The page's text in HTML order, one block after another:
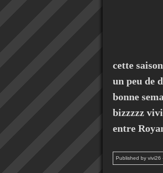
cette
un peu de
bonne
bizzzzz
entre
Published by vivi26